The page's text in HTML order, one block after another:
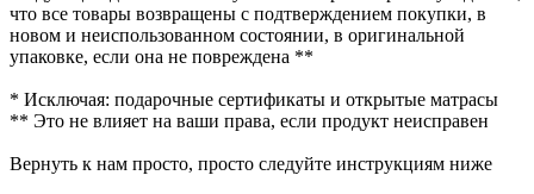
что все товары возвращены с подтверждением покупки, в
новом и неиспользованном состоянии, в оригинальной
упаковке, если она не повреждена **
* Исключая: подарочные сертификаты и открытые матрасы
** Это не влияет на ваши права, если продукт неисправен
Вернуть к нам просто, просто следуйте инструкциям ниже